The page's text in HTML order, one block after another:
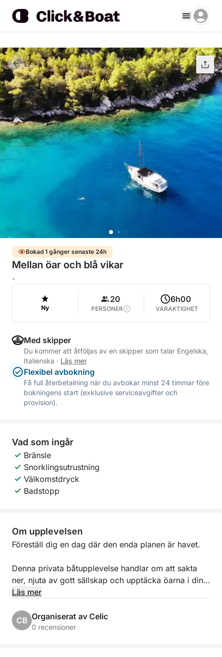
Bokad 1 gånger senaste 24h
Mellan öar och blå vikar
-
Ny
20
PERSONER
6h00
VARAKTIGHET
Med skipper
Du kommer att åtföljas av en skipper som talar Engelska,
Italienska · Läs mer
Flexibel avbokning
Få full återbetalning när du avbokar minst 24 timmar före
bokningens start (exklusive serviceavgifter och
provision).
Vad som ingår
Bränsle
Snorklingsutrustning
Välkomstdryck
Badstopp
Om upplevelsen
Föreställ dig en dag där den enda planen är havet.
Denna privata båtupplevelse handlar om att sakta
ner, njuta av gott sällskap och upptäcka öarna i din
egen rytm. Oavsett om du spenderar tid med
speciellt för ditt team, utvecklas dagen precis som
du vill.
Läs mer
CB Organiserat av Celic
0 recensioner